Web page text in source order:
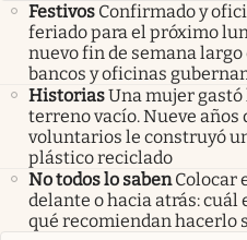
Festivos Confirmado y
feriado para el próximo
nuevo fin de semana
bancos y oficinas
HistoriasUna mujer gastó
terreno vacío. Nueve años
voluntarios le construyó
plástico reciclado
No todos lo saben Colocar
delante o hacia atrás: cuál
qué recomiendan hacerlo